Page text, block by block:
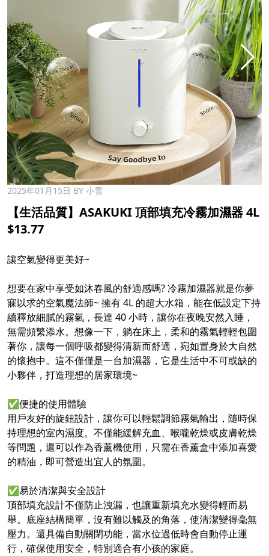
2025年01月15日 BY 小雪
【生活品質】ASAKUKI 頂部填充冷霧加濕器 4L
$13.77
讓空氣變得更美好~
想要在家中享受如沐春風的舒適感嗎? 冷霧加濕器就是你夢
寐以求的空氣魔法師~ 擁有 4L 的超大水箱，能在低設定下持
續釋放細膩的霧氣，長達 40 小時，讓你在夜晚安然入睡，
無需頻繁添水。想像一下，躺在床上，柔和的霧氣輕輕包圍
著你，讓每一個呼吸都變得清新而舒適，宛如置身於大自然
的懷抱中。這不僅僅是一台加濕器，它是生活中不可或缺的
小夥伴，打造理想的居家環境~
✅便捷的使用體驗
用戶友好的旋鈕設計，讓你可以輕鬆調節霧氣輸出，隨時保
持理想的室內濕度。不僅能緩解充血、喉嚨乾燥或皮膚乾燥
等問題，還可以作為香薰機使用，只需在香薰盒中添加喜愛
的精油，即可營造出宜人的氛圍。
✅易於清潔與安全設計
頂部填充設計不僅防止洩漏，也讓重新填充水變得輕而易
舉。底座結構簡單，沒有難以觸及的角落，使清潔變得毫無
壓力。還具備自動關閉功能，當水位過低時會自動停止運
行，確保使用安全，特別適合有小孩的家庭。